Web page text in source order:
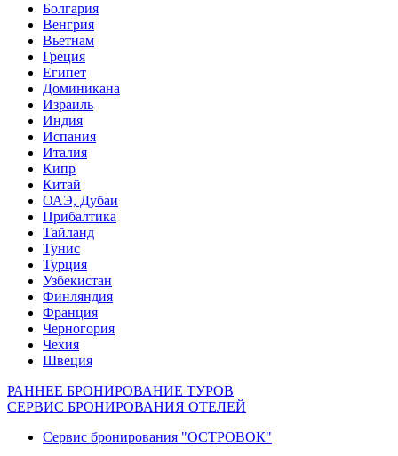
Болгария
Венгрия
Вьетнам
Греция
Египет
Доминикана
Израиль
Индия
Испания
Италия
Кипр
Китай
ОАЭ, Дубаи
Прибалтика
Тайланд
Тунис
Турция
Узбекистан
Финляндия
Франция
Черногория
Чехия
Швеция
РАННЕЕ БРОНИРОВАНИЕ ТУРОВ
СЕРВИС БРОНИРОВАНИЯ ОТЕЛЕЙ
Сервис бронирования "ОСТРОВОК"